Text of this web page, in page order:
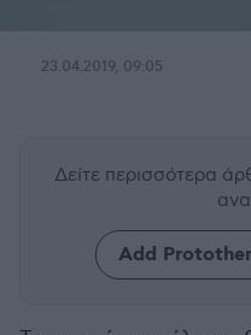
23.04.2019, 09:05
Δείτε περισσότερα
Add